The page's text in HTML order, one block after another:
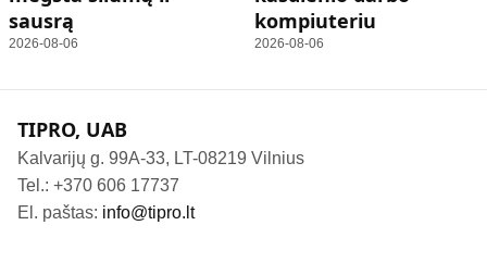
sausrą
2026-08-06
kompiuteriu
2026-08-06
TIPRO, UAB
Kalvarijų g. 99A-33, LT-08219 Vilnius
Tel.: +370 606 17737
El. paštas: info@tipro.lt